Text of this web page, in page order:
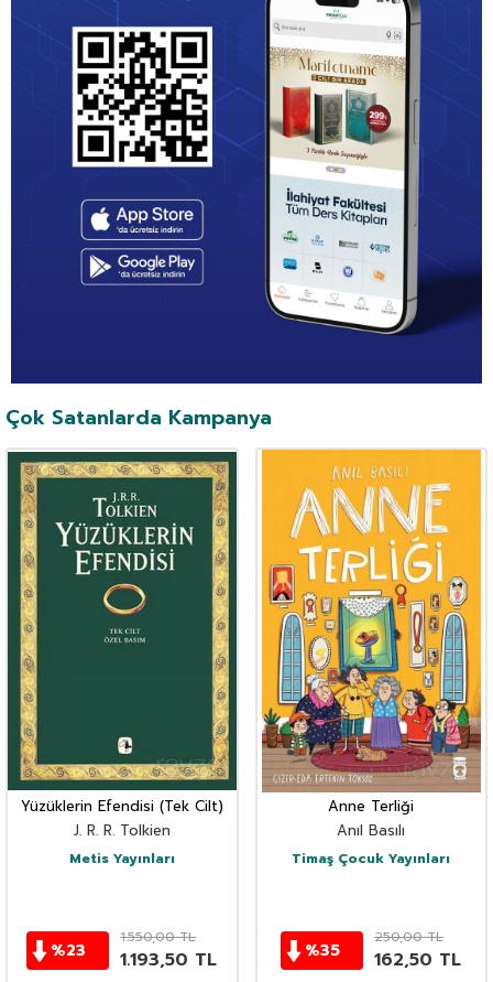
Çok Satanlarda Kampanya
Yüzüklerin Efendisi (Tek Cilt)
J. R. R. Tolkien
Metis Yayınları
%23
1.550,00TL
1.193,50 TL
Anne Terliği
Anıl Basılı
Timaş Çocuk Yayınları
%35
250,00TL
162,50 TL